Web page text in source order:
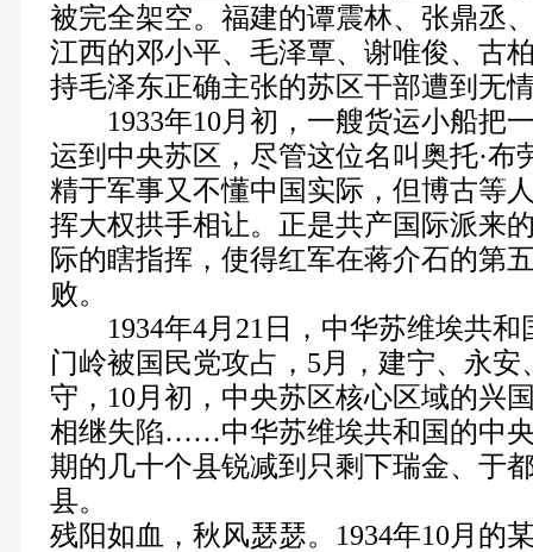
被完全架空。福建的谭震林、张鼎丞
江西的邓小平、毛泽覃、谢唯俊、古
持毛泽东正确主张的苏区干部遭到无
1933年10月初，一艘货运小船把
运到中央苏区，尽管这位名叫奥托·布
精于军事又不懂中国实际，但博古等
挥大权拱手相让。正是共产国际派来
际的瞎指挥，使得红军在蒋介石的第
败。
1934年4月21日，中华苏维埃共
门岭被国民党攻占，5月，建宁、永
守，10月初，中央苏区核心区域的兴
相继失陷……中华苏维埃共和国的中
期的几十个县锐减到只剩下瑞金、于
县。
残阳如血，秋风瑟瑟。1934年10月的